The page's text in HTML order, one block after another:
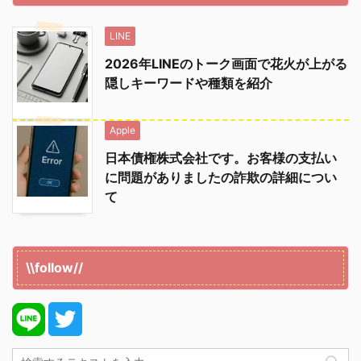
LINE
2026年LINEのトーク画面で花火が上がる
隠しキーワードや種類を紹介
Apple
日本債権株式会社です。お客様の支払い
に問題がありましたの詐欺の詳細につい
て
\\follow//